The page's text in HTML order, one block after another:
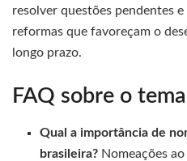
resolver questões pendentes
reformas que favoreçam o
longo prazo.
FAQ sobre o
Qual a importância de
brasileira? Nomeações